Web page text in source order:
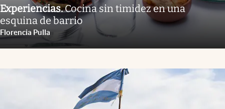
Experiencias.Cocina sin timidez en una
esquina de barrio
Florencia Pulla